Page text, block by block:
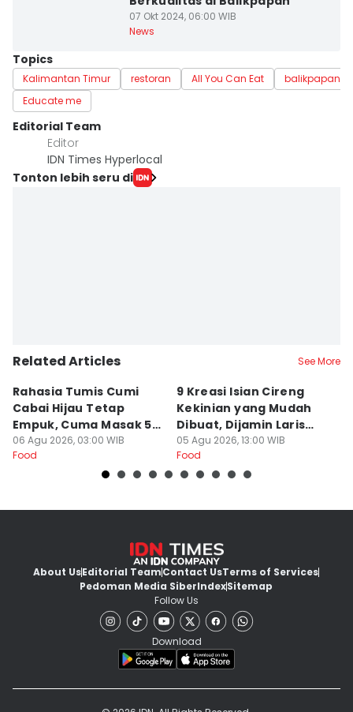
07 Okt 2024, 06:00 WIB
News
Topics
Kalimantan Timur restoran All You Can Eat
balikpapan
Educate me
Editorial Team
Editor
IDN Times Hyperlocal
Tonton lebih seru di
Related Articles See More
Rahasia Tumis Cumi
Cabai Hijau Tetap
Empuk, Cuma Masak 5
Menit!
06 Agu 2026, 03:00 WIB
Food
9 Kreasi Isian Cireng
Kekinian yang Mudah
Dibuat, Dijamin Laris
untuk Jualan
05 Agu 2026, 13:00 WIB
Food
About UsEditorial TeamContact UsTerms of Services
Pedoman Media SiberIndexSitemap
Follow Us
Download